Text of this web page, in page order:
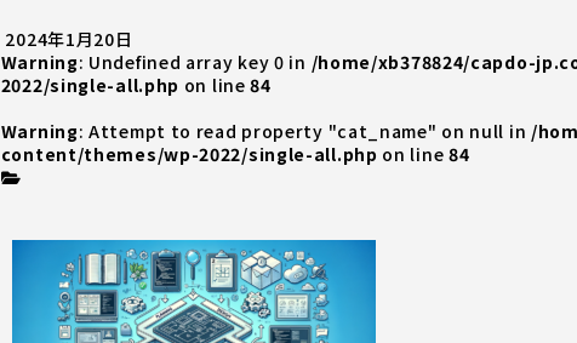
2024年1月20日
Warning: Undefined array key 0 in /home/xb378824/capdo-
2022/single-all.php on line84
Warning: Attempt to read property "cat_name" on null in /
content/themes/wp-2022/single-all.php on line 84